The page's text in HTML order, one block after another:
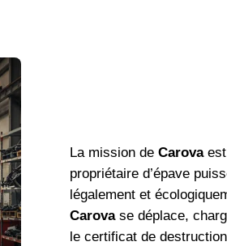
La mission de Carovaest
propriétaire d’épave
légalement et
Carovase déplace,
le certificat de